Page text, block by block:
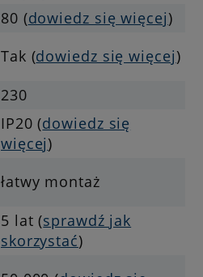
80 (dowiedz się więcej)
Tak (dowiedz się więcej)
230
IP20 (dowiedz się
więcej)
łatwy montaż
5 lat (sprawdź jak
skorzystać)